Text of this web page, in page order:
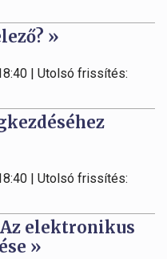
»
| Utolsó frissítés:
| Utolsó frissítés:
Az elektronikus
»